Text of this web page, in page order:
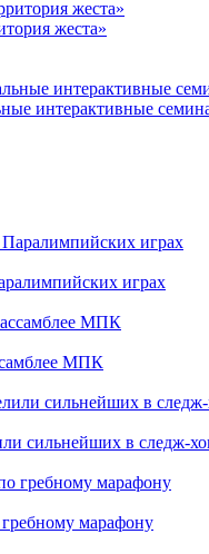
жеста»
интерактивные
играх
МПК
сильнейших в следж-
марафону